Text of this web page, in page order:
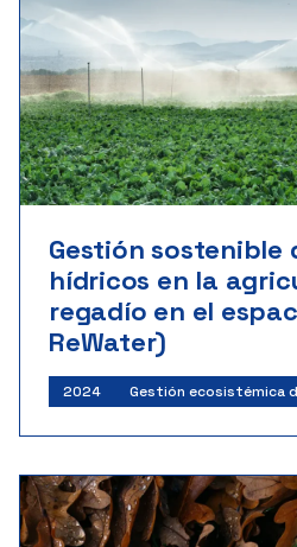
Gestión sostenible
hídricos en la
regadío en el
ReWater)
2024 Gestión ecosistémica